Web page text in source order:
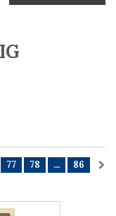
77 78 ... 86